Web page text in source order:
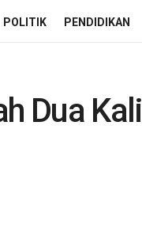
POLITIK PENDIDIKAN
Dua Kali